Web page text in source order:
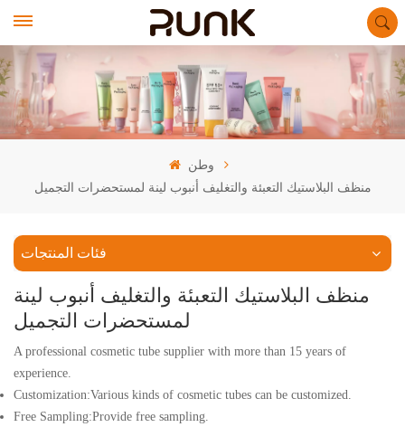
وطن
منظف البلاستيك التعبئة والتغليف أنبوب لينة لمستحضرات التجميل
فئات المنتجات
منظف البلاستيك التعبئة والتغليف أنبوب لينة
لمستحضرات التجميل
A professional cosmetic tube supplier with more than 15 years of
experience.
Customization:Various kinds of cosmetic tubes can be customized.
Free Sampling:Provide free sampling.